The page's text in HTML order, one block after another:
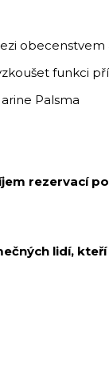
obecenstvem
funkci
Palsma
rezervací
lidí,